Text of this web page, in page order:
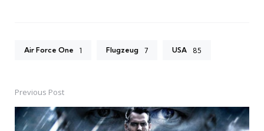
Air Force One 1 Flugzeug 7 USA 85
Post
navigation
Previous Post